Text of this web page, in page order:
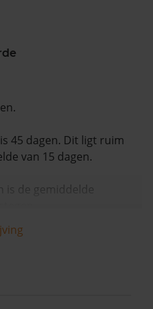
45 dagen. Dit ligt ruim
van 15 dagen.
de gemiddelde